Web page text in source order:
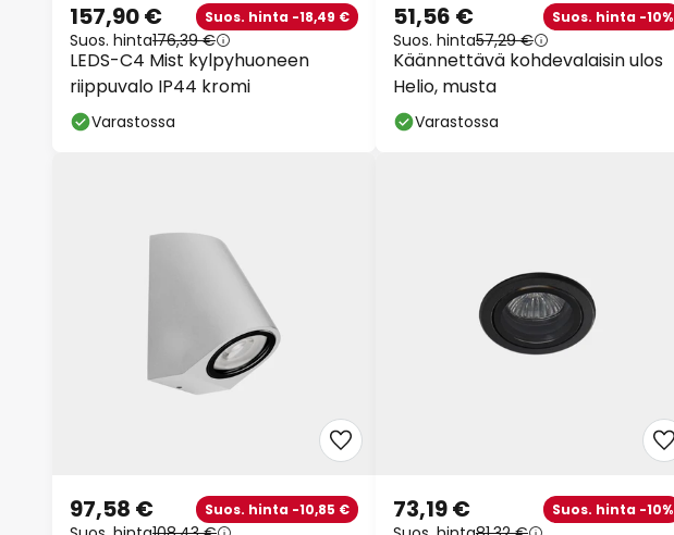
LEDS-C4 Mist kylpyhuoneen
riippuvalo IP44 kromi
157,90 € Suos. hinta -18,49 €
Suos. hinta176,39 €
Varastossa
Käännettävä kohdevalaisin ulos
Helio, musta
51,56 € Suos. hinta -10%
Suos. hinta57,29 €
Varastossa
97,58 € Suos. hinta -10,85 € 73,19 € Suos. hinta -10%